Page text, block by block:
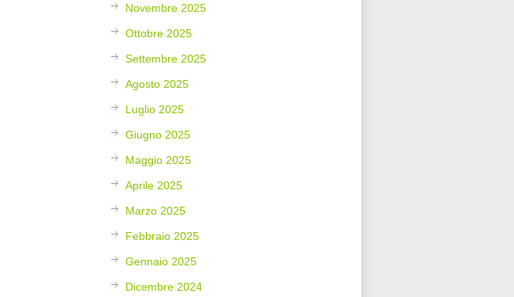
Novembre 2025
Ottobre 2025
Settembre 2025
Agosto 2025
Luglio 2025
Giugno 2025
Maggio 2025
Aprile 2025
Marzo 2025
Febbraio 2025
Gennaio 2025
Dicembre 2024